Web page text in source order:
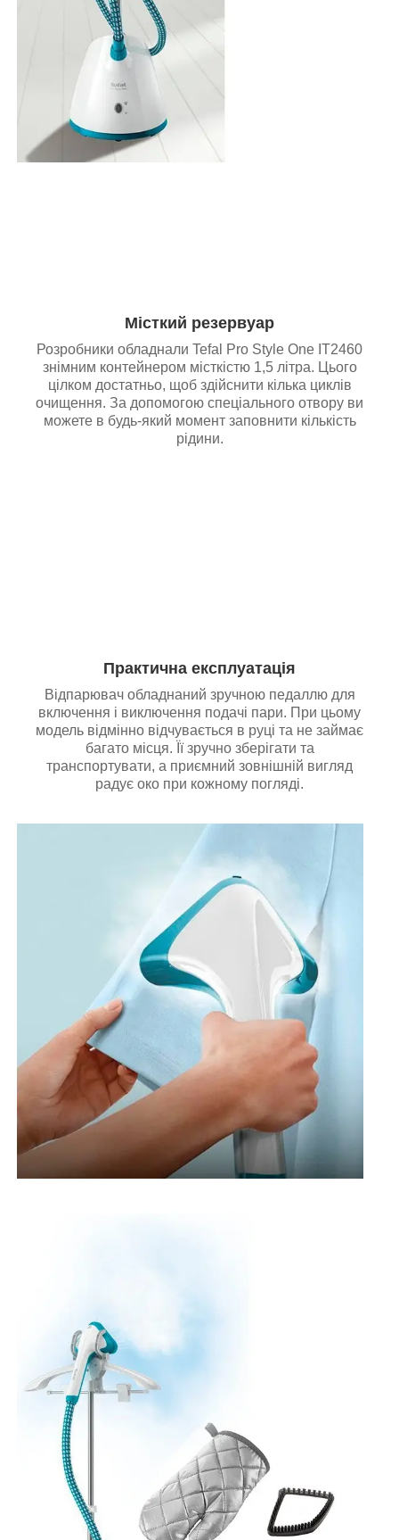
Місткий резервуар
Розробники обладнали Tefal Pro Style One IT2460
знімним контейнером місткістю 1,5 літра. Цього
цілком достатньо, щоб здійснити кілька циклів
очищення. За допомогою спеціального отвору ви
можете в будь-який момент заповнити кількість
рідини.
Практична експлуатація
Відпарювач обладнаний зручною педаллю для
включення і виключення подачі пари. При цьому
модель відмінно відчувається в руці та не займає
багато місця. Її зручно зберігати та
транспортувати, а приємний зовнішній вигляд
радує око при кожному погляді.